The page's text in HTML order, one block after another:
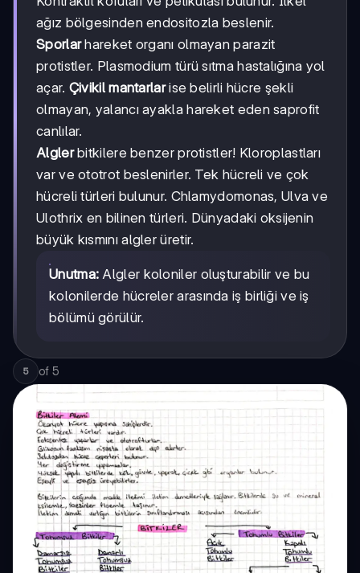
ağız bölgesinden endositozla beslenir.
Sporlarhareket organı olmayan parazit
protistler. Plasmodium türü sıtma hastalığına yol
açar. Çivikil mantarlarise belirli hücre şekli
olmayan, yalancı ayakla hareket eden saprofit
canlılar.
Alglerbitkilere benzer protistler! Kloroplastları
var ve ototrot beslenirler. Tek hücreli ve çok
hücreli türleri bulunur. Chlamydomonas, Ulva ve
Ulothrix en bilinen türleri. Dünyadaki oksijenin
büyük kısmını algler üretir.
Unutma: Algler koloniler oluşturabilir ve bu
kolonilerde hücreler arasında iş birliği ve iş
bölümü görülür.
5 of 5